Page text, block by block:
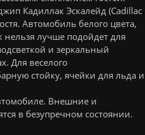
Кадиллак Эскалейд (Cadillac
Автомобиль белого цвета,
лучше подойдет для
и зеркальный
Для веселого
стойку, ячейки для льда и
Внешние и
в безупречном состоянии.